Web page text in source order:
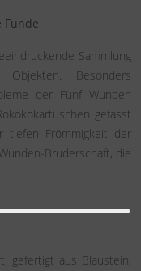
Funde
Sammlung
Besonders
der Fünf Wunden
gefasst
tiefen Frömmigkeit der
Bruderschaft, die
gefertigt aus Blaustein,